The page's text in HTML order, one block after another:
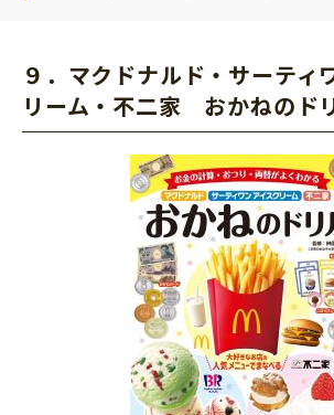
９．マクドナルド・サーティ
リーム・不二家 おかねのド